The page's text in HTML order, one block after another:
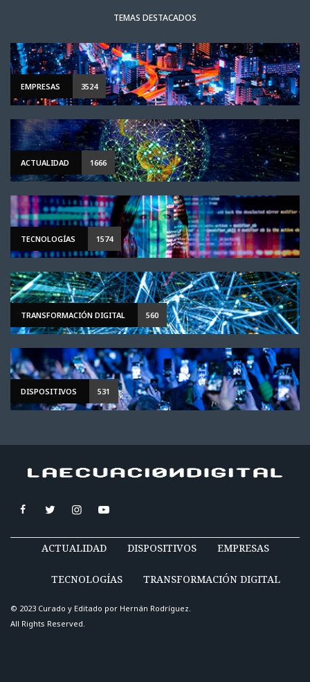
TEMAS DESTACADOS
EMPRESAS 3524
ACTUALIDAD 1666
TECNOLOGÍAS 1574
TRANSFORMACIÓN DIGITAL 560
DISPOSITIVOS 531
ACTUALIDAD DISPOSITIVOS EMPRESAS
TECNOLOGÍAS TRANSFORMACIÓN DIGITAL
© 2023 Curado y Editado por Hernán Rodríguez.
All Rights Reserved.